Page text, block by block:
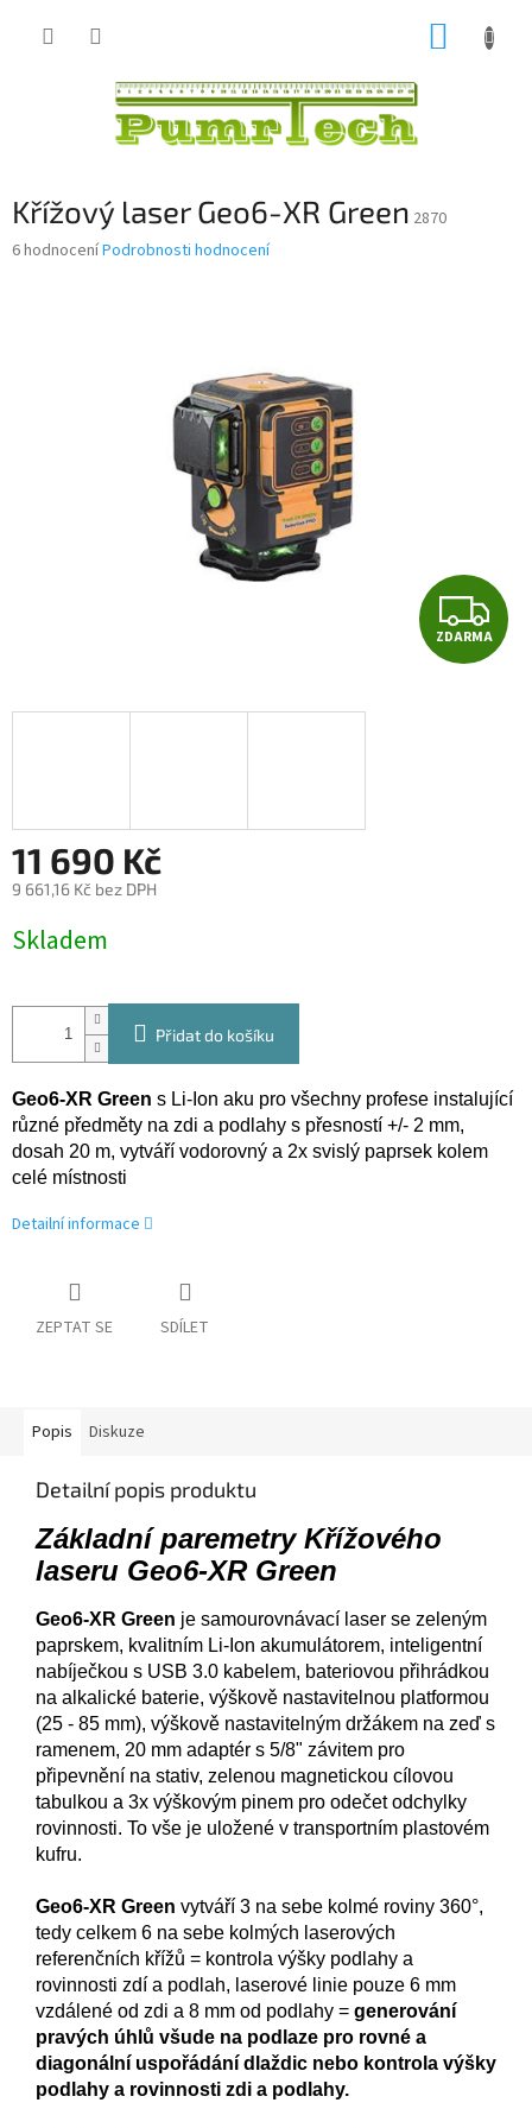
Křížový laser Geo6-XR Green 2870
Průměrné
6 hodnoceníPodrobnosti hodnocení
Z
D
ZDARMA
11 690 Kč
9 661,16 Kč bez DPH
cena:
Skladem
Přidat do košíku
Geo6-XR Green s Li-Ion aku pro všechny profese instalující
různé předměty na zdi a podlahy s přesností +/- 2 mm,
dosah 20 m, vytváří vodorovný a 2x svislý paprsek kolem
celé místnosti
Detailní informace
ZEPTAT SE SDÍLET
Popis Diskuze
Detailní popis produktu
Základní paremetry Křížového
laseru Geo6-XR Green
Geo6-XR Green je samourovnávací laser se zeleným
paprskem, kvalitním Li-Ion akumulátorem, inteligentní
nabíječkou s USB 3.0 kabelem, bateriovou přihrádkou
na alkalické baterie, výškově nastavitelnou platformou
(25 - 85 mm), výškově nastavitelným držákem na zeď s
ramenem, 20 mm adaptér s 5/8" závitem pro
připevnění na stativ, zelenou magnetickou cílovou
tabulkou a 3x výškovým pinem pro odečet odchylky
rovinnosti. To vše je uložené v transportním plastovém
kufru.
Geo6-XR Green vytváří 3 na sebe kolmé roviny 360°,
tedy celkem 6 na sebe kolmých laserových
referenčních křížů = kontrola výšky podlahy a
rovinnosti zdí a podlah, laserové linie pouze 6 mm
vzdálené od zdi a 8 mm od podlahy = generování
pravých úhlů všude na podlaze pro rovné a
diagonální uspořádání dlaždic nebo kontrola výšky
podlahy a rovinnosti zdi a podlahy.